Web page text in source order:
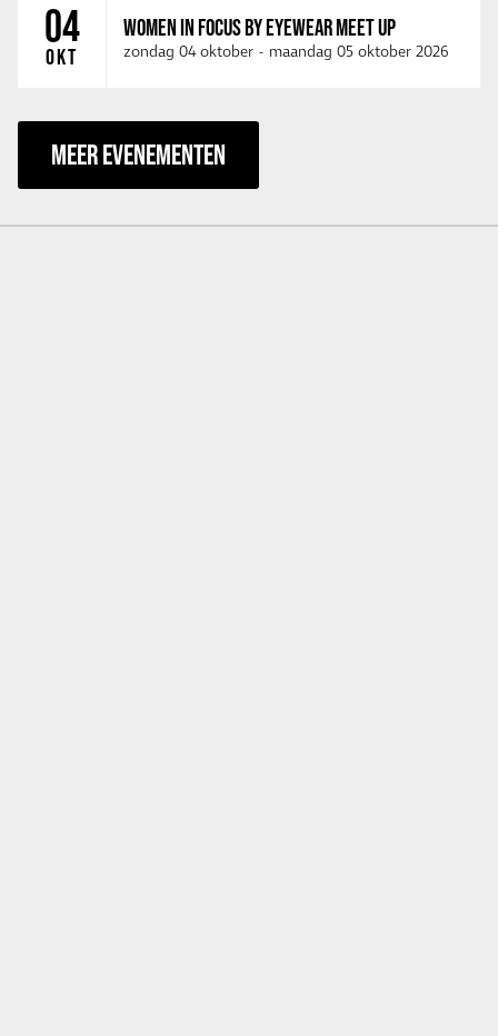
04
OKT
WOMEN IN FOCUS BY EYEWEAR MEET UP
zondag 04 oktober - maandag 05 oktober 2026
MEER EVENEMENTEN